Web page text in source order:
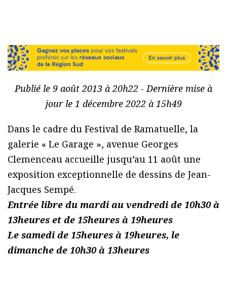
Publié le 9 août 2013 à 20h22 - Dernière mise à
jour le 1 décembre 2022 à 15h49
Dans le cadre du Festival de Ramatuelle, la
galerie « Le Garage », avenue Georges
Clemenceau accueille jusqu’au 11 août une
exposition exceptionnelle de dessins de Jean-
Jacques Sempé.
Entrée libre du mardi au vendredi de 10h30 à
13heures et de 15heures à 19heures
Le samedi de 15heures à 19heures, le
dimanche de 10h30 à 13heures